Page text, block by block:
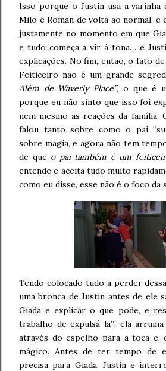
Isso porque o Justin usa a
Milo e Roman de volta ao normal, e
justamente no momento em que
e tudo começa a vir à tona… e
explicações. No fim, então, o fato
Feiticeiro não é um grande
Além de Waverly Place”, o que é
porque eu não sinto que isso foi
nem mesmo as reações da família.
falou tanto sobre como o pai
sobre magia, e agora não tem
de que o pai também é um
entende e aceita tudo muito
como eu disse, esse não é o foco da
Tendo colocado tudo a perder
uma bronca de Justin antes de ele
Giada e explicar o que pode, e
trabalho de expulsá-la”: ela
através do espelho para a toca e,
mágico. Antes de ter tempo de
precisa para Giada, Justin é